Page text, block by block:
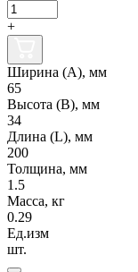
+
Ширина (А), мм
65
Высота (В), мм
34
Длина (L), мм
200
Толщина, мм
1.5
Масса, кг
0.29
Ед.изм
шт.